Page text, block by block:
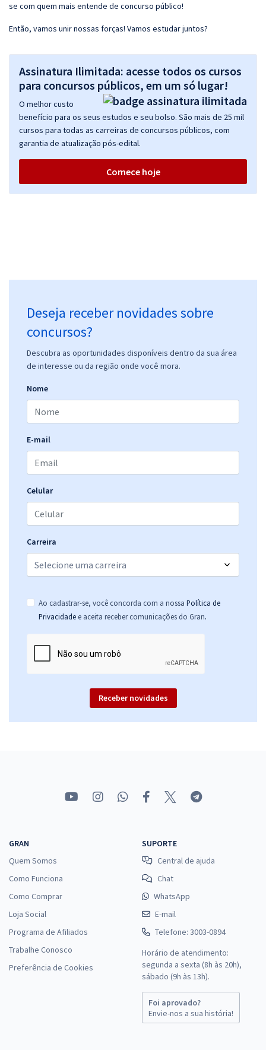
se com quem mais entende de concurso público!
Então, vamos unir nossas forças! Vamos estudar juntos?
Assinatura Ilimitada: acesse todos os cursos
para concursos públicos, em um só lugar!
O melhor custo
benefício para os seus estudos e seu bolso. São mais de 25 mil
cursos para todas as carreiras de concursos públicos, com
garantia de atualização pós-edital.
Comece hoje
Deseja receber novidades sobre
concursos?
Descubra as oportunidades disponíveis dentro da sua área
de interesse ou da região onde você mora.
Nome
E-mail
Celular
Carreira
Ao cadastrar-se, você concorda com a nossa Política de
Privacidade e aceita receber comunicações do Gran.
Receber novidades
GRAN
Quem Somos
Como Funciona
Como Comprar
Loja Social
Programa de Afiliados
Trabalhe Conosco
Preferência de Cookies
SUPORTE
Central de ajuda
Chat
WhatsApp
E-mail
Telefone: 3003-0894
Horário de atendimento:
segunda a sexta (8h às 20h),
sábado (9h às 13h).
Foi aprovado?
Envie-nos a sua história!